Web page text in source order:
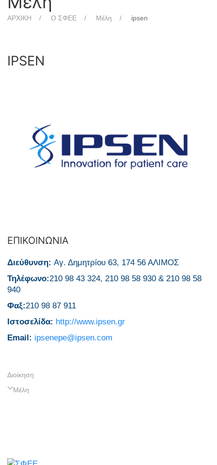
ΑΡΧΙΚΗ Ο ΣΦΕΕ Μέλη ipsen
IPSEN
ΕΠΙΚΟΙΝΩΝΙΑ
Διεύθυνση: Αγ. Δημητρίου 63, 174 56 ΑΛΙΜΟΣ
Τηλέφωνο:210 98 43 324, 210 98 58 930 & 210 98 58
940
Φαξ:210 98 87 911
Ιστοσελίδα: http://www.ipsen.gr
Email: ipsenepe@ipsen.com
Διοίκηση
Μέλη